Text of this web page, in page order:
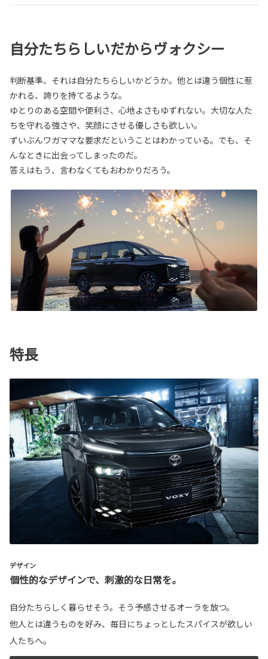
自分たちらしいだからヴォクシー
判断基準、それは自分たちらしいかどうか。他とは違う個性に惹
かれる、誇りを持てるような。
ゆとりのある空間や便利さ、心地よさもゆずれない。大切な人た
ちを守れる強さや、笑顔にさせる優しさも欲しい。
ずいぶんワガママな要求だということはわかっている。でも、そ
んなときに出会ってしまったのだ。
答えはもう、言わなくてもおわかりだろう。
特長
デザイン
個性的なデザインで、刺激的な日常を。
自分たちらしく暮らせそう。そう予感させるオーラを放つ。
他人とは違うものを好み、毎日にちょっとしたスパイスが欲しい
人たちへ。